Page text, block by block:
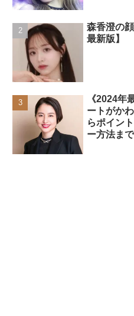
森香澄の
最新版】
《2024年
ートがか
らポイン
ー方法まで